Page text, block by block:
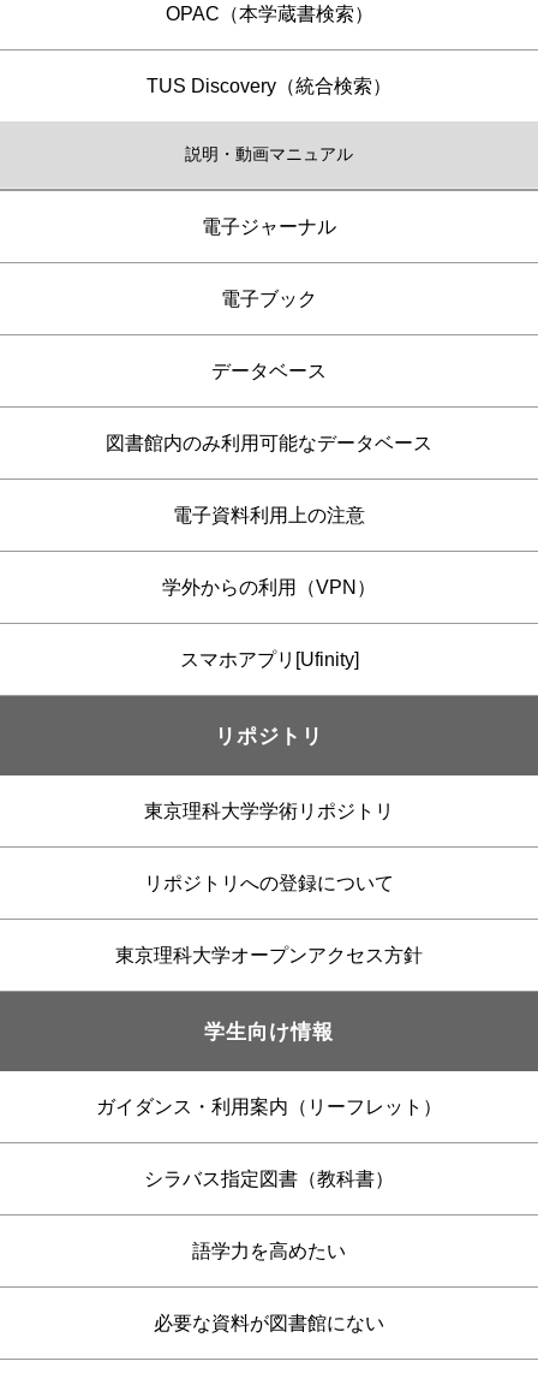
OPAC（本学蔵書検索）
TUS Discovery（統合検索）
説明・動画マニュアル
電子ジャーナル
電子ブック
データベース
図書館内のみ利用可能なデータベース
電子資料利用上の注意
学外からの利用（VPN）
スマホアプリ[Ufinity]
リポジトリ
東京理科大学学術リポジトリ
リポジトリへの登録について
東京理科大学オープンアクセス方針
学生向け情報
ガイダンス・利用案内（リーフレット）
シラバス指定図書（教科書）
語学力を高めたい
必要な資料が図書館にない